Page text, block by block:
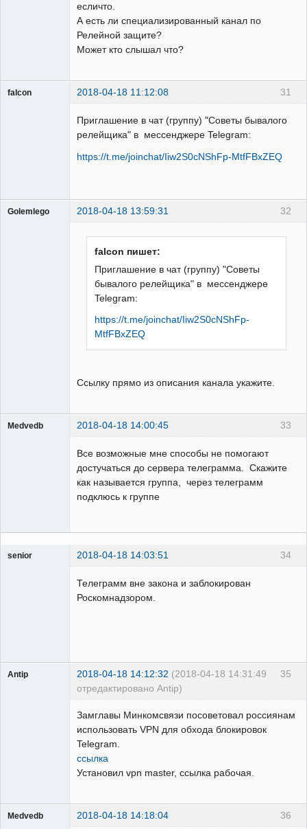
есличто.
А есть ли специализированный канал по
Релейной защите?
Может кто слышал что?
31
falcon 2018-04-18 11:12:08
Приглашение в чат (группу) "Советы бывалого
релейщика" в мессенджере Telegram:
https://t.me/joinchat/Iiw2S0cNShFp-MtfFBxZEQ
32
Golemlego 2018-04-18 13:59:31
falcon пишет:
Приглашение в чат (группу) "Советы
бывалого релейщика" в мессенджере
Telegram:
https://t.me/joinchat/Iiw2S0cNShFp-
MtfFBxZEQ
Ссылку прямо из описания канала укажите.
33
Medvedb 2018-04-18 14:00:45
Все возможные мне способы не помогают
достучаться до сервера телеграмма. Скажите
как называется группа, через телеграмм
подклюсь к группе
34
senior 2018-04-18 14:03:51
Телеграмм вне закона и заблокирован
Роскомнадзором.
35
Antip 2018-04-18 14:12:32 (2018-04-18 14:31:49
отредактировано Antip)
Замглавы Минкомсвязи посоветовал россиянам
использовать VPN для обхода блокировок
Telegram.
ссылка
Установил vpn master, ссылка рабочая.
36
Medvedb 2018-04-18 14:18:04